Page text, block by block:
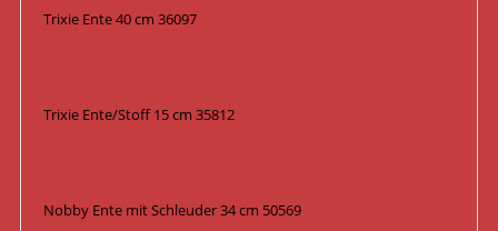
Trixie Ente 40 cm 36097
Trixie Ente/Stoff 15 cm 35812
Nobby Ente mit Schleuder 34 cm 50569